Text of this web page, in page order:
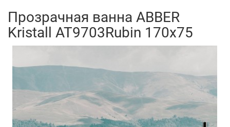
Прозрачная ванна ABBER
Kristall AT9703Rubin 170x75